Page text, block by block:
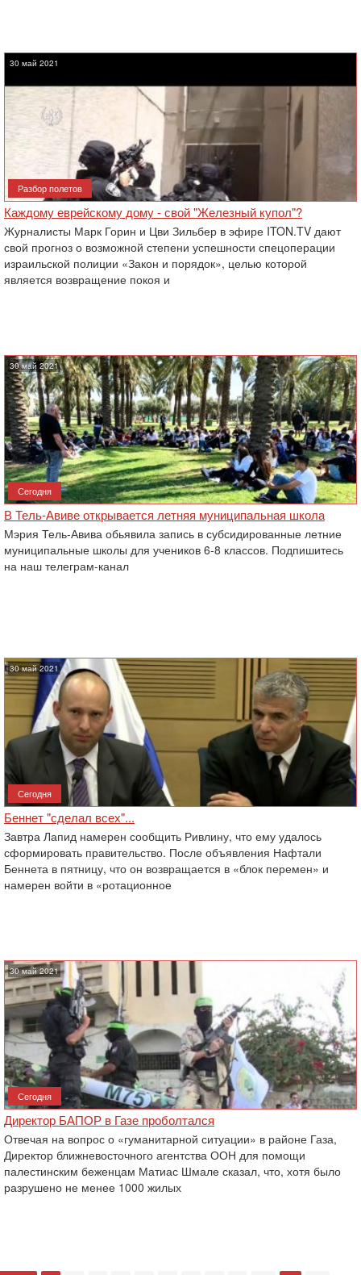
30 май 2021
Разбор полетов
Каждому еврейскому дому - свой "Железный купол"?
Журналисты Марк Горин и Цви Зильбер в эфире ITON.TV дают
свой прогноз о возможной степени успешности спецоперации
израильской полиции «Закон и порядок», целью которой
является возвращение покоя и
30 май 2021
Сегодня
В Тель-Авиве открывается летняя муниципальная школа
Мэрия Тель-Авива обьявила запись в субсидированные летние
муниципальные школы для учеников 6-8 классов. Подпишитесь
на наш телеграм-канал
30 май 2021
Сегодня
Беннет "сделал всех"...
Завтра Лапид намерен сообщить Ривлину, что ему удалось
сформировать правительство. После объявления Нафтали
Беннета в пятницу, что он возвращается в «блок перемен» и
намерен войти в «ротационное
30 май 2021
Сегодня
Директор БАПОР в Газе проболтался
Отвечая на вопрос о «гуманитарной ситуации» в районе Газа,
Директор ближневосточного агентства ООН для помощи
палестинским беженцам Матиас Шмале сказал, что, хотя было
разрушено не менее 1000 жилых